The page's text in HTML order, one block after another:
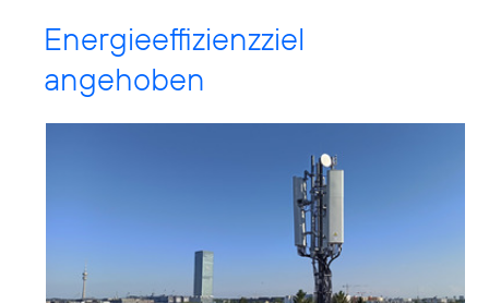
Energieeffizienzziel
angehoben